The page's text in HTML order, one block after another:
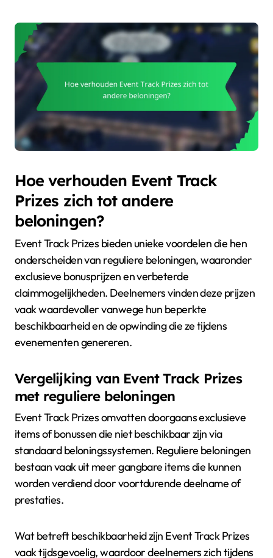
Hoe verhouden Event Track
Prizes zich tot andere
beloningen?
Event Track Prizes bieden unieke voordelen die hen
onderscheiden van reguliere beloningen, waaronder
exclusieve bonusprijzen en verbeterde
claimmogelijkheden. Deelnemers vinden deze prijzen
vaak waardevoller vanwege hun beperkte
beschikbaarheid en de opwinding die ze tijdens
evenementen genereren.
Vergelijking van Event Track Prizes
met reguliere beloningen
Event Track Prizes omvatten doorgaans exclusieve
items of bonussen die niet beschikbaar zijn via
standaard beloningssystemen. Reguliere beloningen
bestaan vaak uit meer gangbare items die kunnen
worden verdiend door voortdurende deelname of
prestaties.
Wat betreft beschikbaarheid zijn Event Track Prizes
vaak tijdsgevoelig, waardoor deelnemers zich tijdens